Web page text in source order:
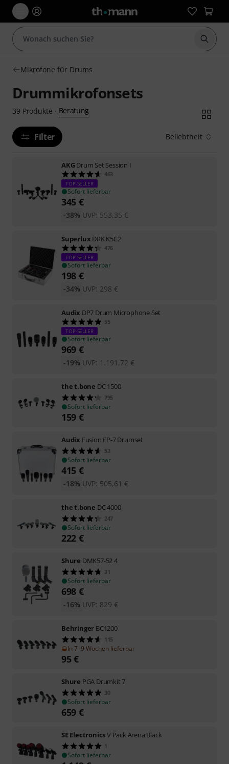
Suche
Mikrofone für Drums
Drummikrofonsets
39 Produkte · Beratung
Filter Beliebtheit
AKGDrum Set Session I
463
TOP-SELLER
Sofort lieferbar
345 €
UVP: 553,35 €
-38%
Superlux DRK K5C2
476
TOP-SELLER
Sofort lieferbar
198 €
UVP: 298 €
-34%
Audix DP7 Drum Microphone Set
55
TOP-SELLER
Sofort lieferbar
969 €
UVP: 1.191,72 €
-19%
the t.bone DC 1500
795
Sofort lieferbar
159 €
Audix Fusion FP-7 Drumset
53
Sofort lieferbar
415 €
UVP: 505,61 €
-18%
the t.bone DC 4000
247
Sofort lieferbar
222 €
Shure DMK57-52 4
31
Sofort lieferbar
698 €
UVP: 829 €
-16%
Behringer BC1200
115
In 7–9 Wochen lieferbar
95€
Shure PGA Drumkit 7
30
Sofort lieferbar
659 €
SE ElectronicsV Pack Arena Black
1
Sofort lieferbar